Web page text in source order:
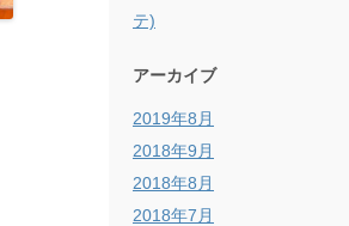
テ)
アーカイブ
2019年8月
2018年9月
2018年8月
2018年7月